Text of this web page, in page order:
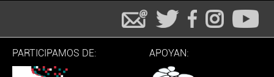
PARTICIPAMOS DE: APOYAN: